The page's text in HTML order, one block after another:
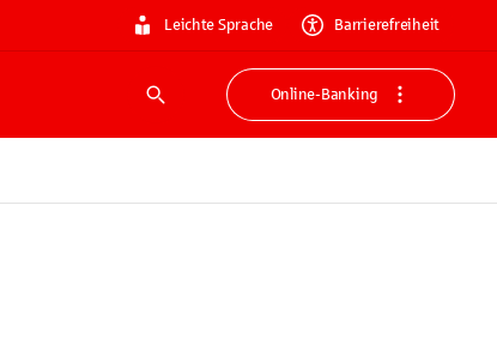
Leichte Sprache Barrierefreiheit
Suche
Online-Banking